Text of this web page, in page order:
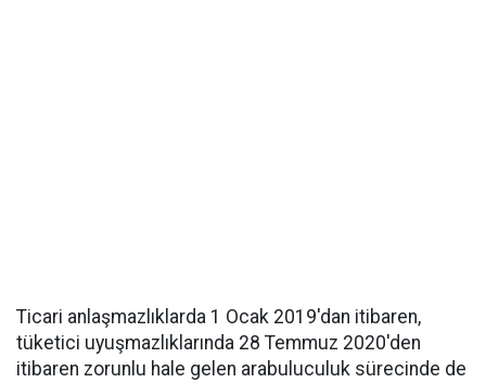
Ticari anlaşmazlıklarda 1 Ocak 2019'dan itibaren,
tüketici uyuşmazlıklarında 28 Temmuz 2020'den
itibaren zorunlu hale gelen arabuluculuk sürecinde de